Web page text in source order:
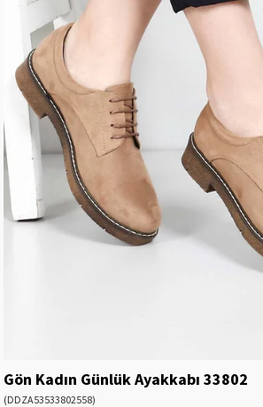
Gön Kadın Günlük Ayakkabı 33802
(DDZA53533802558)